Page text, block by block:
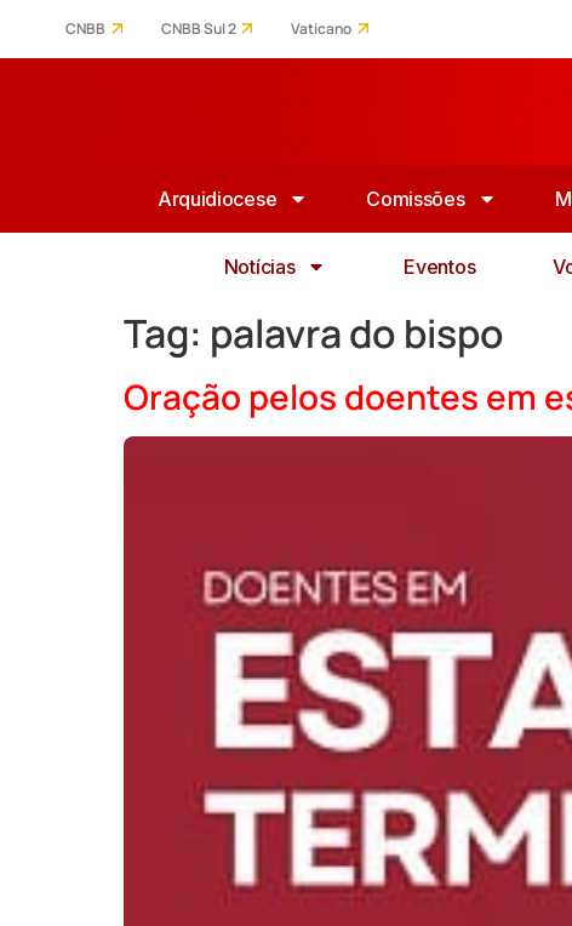
CNBB CNBB Sul 2 Vaticano
Arquidiocese Comissões
Notícias Eventos
Tag: palavra do bispo
Oração pelos doentes em